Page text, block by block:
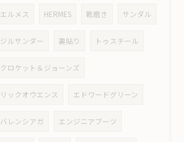
エルメス HERMES 靴磨き サンダル
ジルサンダー 裏貼り トゥスチール
クロケット＆ジョーンズ
リックオウエンス エドワードグリーン
バレンシアガ エンジニアブーツ